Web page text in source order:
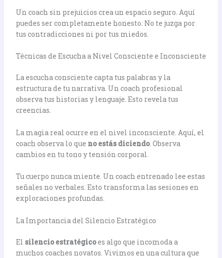
Un coach sin prejuicios crea un espacio seguro. Aquí
puedes ser completamente honesto. No te juzga por
tus contradicciones ni por tus miedos.
Técnicas de Escucha a Nivel Consciente e Inconsciente
La escucha consciente capta tus palabras y la
estructura de tu narrativa. Un coach profesional
observa tus historias y lenguaje. Esto revela tus
creencias.
La magia real ocurre en el nivel inconsciente. Aquí, el
coach observa lo que no estás diciendo. Observa
cambios en tu tono y tensión corporal.
Tu cuerpo nunca miente. Un coach entrenado lee estas
señales no verbales. Esto transforma las sesiones en
exploraciones profundas.
La Importancia del Silencio Estratégico
El silencio estratégicoes algo que incomoda a
muchos coaches novatos. Vivimos en una cultura que